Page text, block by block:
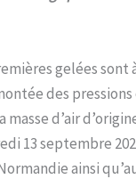
gelées sont
des
masse d’air
13 septembre
ainsi